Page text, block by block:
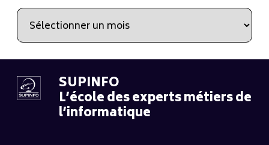
Archives
SUPINFO
L’école des experts métiers de
l’informatique